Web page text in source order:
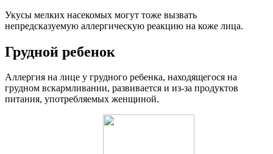
Укусы мелких насекомых могут тоже вызвать
непредсказуемую аллергическую реакцию на коже лица.
Грудной ребенок
Аллергия на лице у грудного ребенка, находящегося на
грудном вскармливании, развивается и из-за продуктов
питания, употребляемых женщиной.